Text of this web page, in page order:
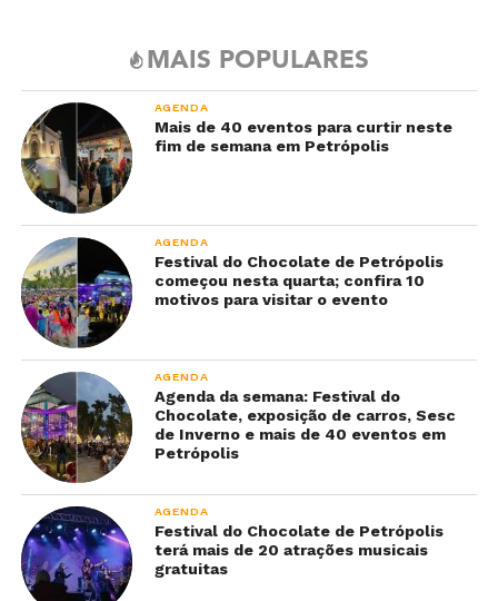
MAIS POPULARES
AGENDA
Mais de 40 eventos para curtir neste
fim de semana em Petrópolis
AGENDA
Festival do Chocolate de Petrópolis
começou nesta quarta; confira 10
motivos para visitar o evento
AGENDA
Agenda da semana: Festival do
Chocolate, exposição de carros, Sesc
de Inverno e mais de 40 eventos em
Petrópolis
AGENDA
Festival do Chocolate de Petrópolis
terá mais de 20 atrações musicais
gratuitas